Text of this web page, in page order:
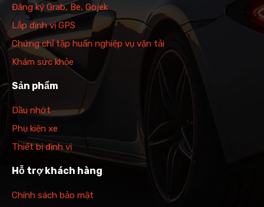
Đăng ký Grab, Be, Gojek
Lắp định vị GPS
Chứng chỉ tập huấn nghiệp vụ vận tải
Khám sức khỏe
Sản phẩm
Dầu nhớt
Phụ kiện xe
Thiết bị định vị
Hỗ trợ khách hàng
Chính sách bảo mật